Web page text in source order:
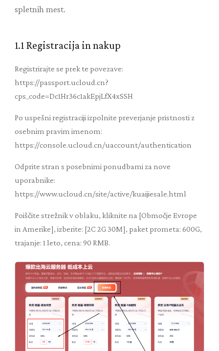
spletnih mest.
1.1 Registracija in nakup
Registrirajte se prek te povezave:
https://passport.ucloud.cn?
cps_code=Dc1Hr36c1akEpjLfX4xSSH
Po uspešni registraciji izpolnite preverjanje pristnosti z
osebnim pravim imenom:
https://console.ucloud.cn/uaccount/authentication
Odprite stran s posebnimi ponudbami za nove
uporabnike:
https://www.ucloud.cn/site/active/kuaijiesale.html
Poiščite strežnik v oblaku, kliknite na [Območje Evrope
in Amerike], izberite: [2C 2G 30M], paket prometa: 600G,
trajanje: 1 leto, cena: 90 RMB.